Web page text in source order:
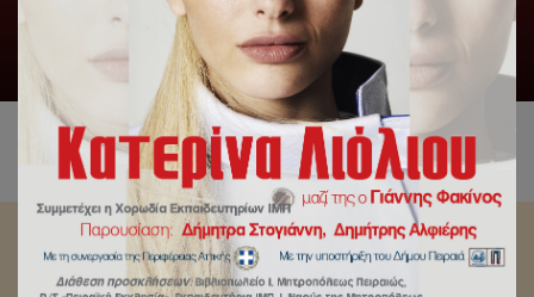
Αρχική Slideshow,Uncategorized,Γενική Κατηγορία
Τύπου
/ Προσφορά αγάπης από την Ι.Μητρόπολη Πειραιώς
και το Στάδιο Ειρήνης και Φιλίας.